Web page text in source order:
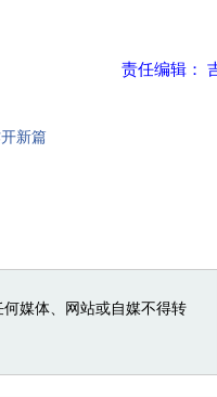
责任编辑：
新篇
媒体、网站或自媒不得转